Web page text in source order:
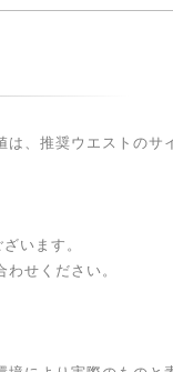
、推奨ウエストのサ
います。
せください。